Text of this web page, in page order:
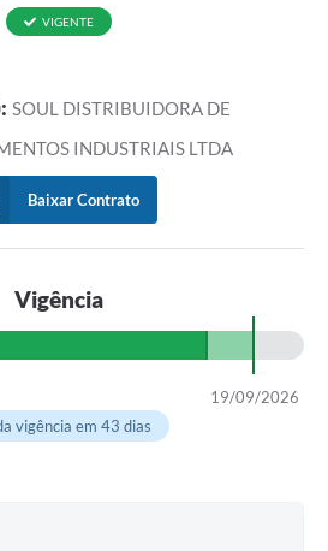
de Serro/MG
Público: PPA - LOA -
de Serro/MG
Civil
de Coletivos
VIGENTE
SOUL DISTRIBUIDORA DE
INDUSTRIAIS LTDA
Baixar Contrato
Vigência
19/09/2026
vigência em 43 dias